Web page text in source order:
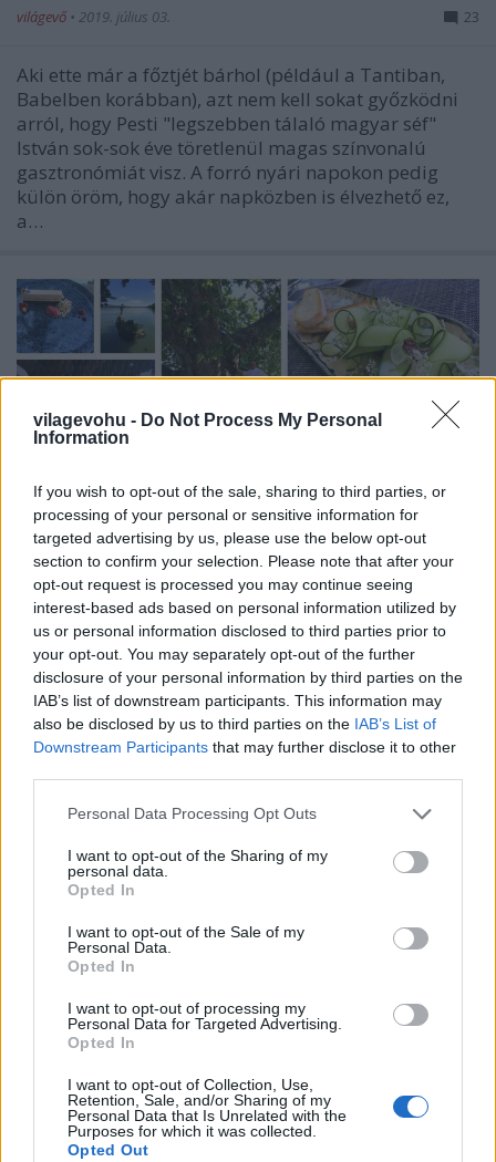
vilagevohu - Do Not Process My Personal
Information
If you wish to opt-out of the sale, sharing to third parties, or
processing of your personal or sensitive information for
targeted advertising by us, please use the below opt-out
section to confirm your selection. Please note that after your
opt-out request is processed you may continue seeing
interest-based ads based on personal information utilized by
us or personal information disclosed to third parties prior to
your opt-out. You may separately opt-out of the further
disclosure of your personal information by third parties on the
IAB’s list of downstream participants. This information may
also be disclosed by us to third parties on the IAB’s List of
Downstream Participants that may further disclose it to other
Please note that this website/app uses one or more Google
not limited to your visit or usage behaviour. You may click to
grant or deny consent to Google and its third-party tags to
use your data for below specified purposes in below Google
consent section.
Personal Data Processing Opt Outs
I want to opt-out of the Sharing of my
personal data.
Opted In
I want to opt-out of the Sale of my
Personal Data.
Opted In
I want to opt-out of processing my
Personal Data for Targeted Advertising.
Opted In
I want to opt-out of Collection, Use,
Retention, Sale, and/or Sharing of my
Personal Data that Is Unrelated with the
Purposes for which it was collected.
Opted Out
világevő • 2019. július 03. 23
Aki ette már a főztjét bárhol (például a Tantiban,
Babelben korábban), azt nem kell sokat győzködni
arról, hogy Pesti "legszebben tálaló magyar séf"
István sok-sok éve töretlenül magas színvonalú
gasztronómiát visz. A forró nyári napokon pedig
külön öröm, hogy akár napközben is élvezhető ez,
a…
Akarod tudni milyen egy 3 Michelin-
csillagos étterem? Akkor autózz érte
1 órát!
világevő•2016. július 31.
A fenti adatokhoz némi kiegészítés: Budapestről
Mosonmagyaróvárról, Székesfehérvárról,
Csesznekről vagy épp Pilismarótról, hogy ne legyen
ennyire fővároscentrikus...) és természetesen nincs
(sajnos) 3 Michelin-csillagos étterem
Magyarországon, 2017. márciusig még 2 se,…